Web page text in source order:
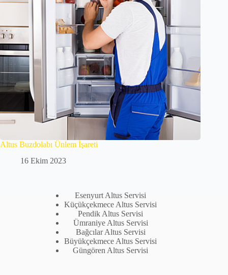
Altus Buzdolabı Ünlem İşareti
16 Ekim 2023
Esenyurt Altus Servisi
Küçükçekmece Altus Servisi
Pendik Altus Servisi
Ümraniye Altus Servisi
Bağcılar Altus Servisi
Büyükçekmece Altus Servisi
Güngören Altus Servisi